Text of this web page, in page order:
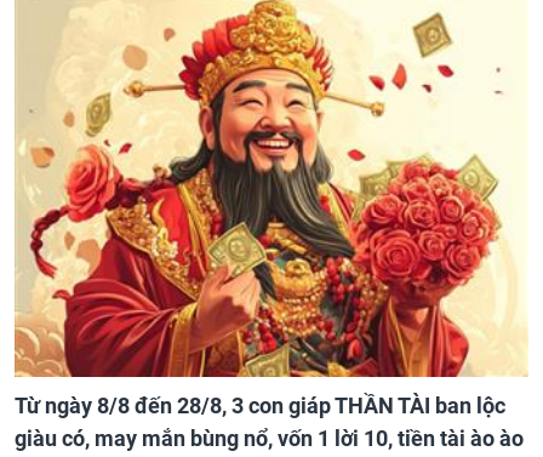
Từ ngày 8/8 đến 28/8, 3 con giáp THẦN TÀI ban lộc
giàu có, may mắn bùng nổ, vốn 1 lời 10, tiền tài ào ào